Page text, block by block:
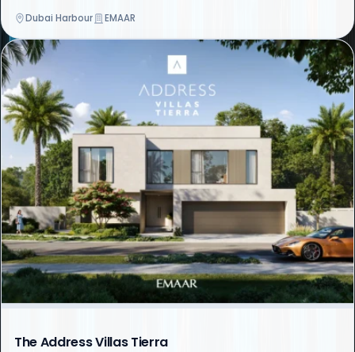
Dubai Harbour EMAAR
The Address Villas Tierra